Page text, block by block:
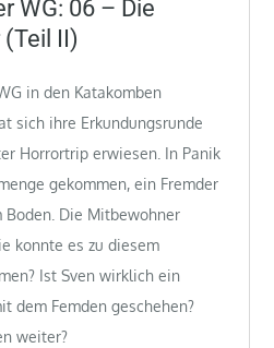
WG: 06 – Die
II)
in den Katakomben
sich ihre Erkundungsrunde
Horrortrip erwiesen. In Panik
gekommen, ein Fremder
Die Mitbewohner
konnte es zu diesem
Ist Sven wirklich ein
dem Femden geschehen?
weiter?